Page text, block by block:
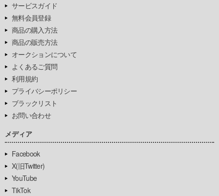
サービスガイド
無料会員登録
商品の購入方法
商品の販売方法
オークションについて
よくあるご質問
利用規約
プライバシーポリシー
ブラックリスト
お問い合わせ
メディア
Facebook
X(旧Twitter)
YouTube
TikTok